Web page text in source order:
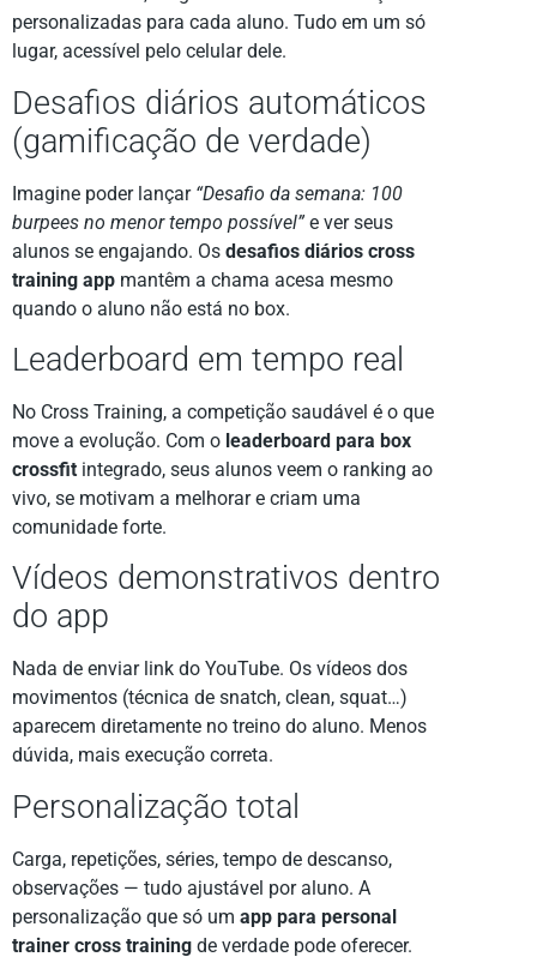
personalizadas para cada aluno. Tudo em um só
lugar, acessível pelo celular dele.
Desafios diários automáticos
(gamificação de verdade)
Imagine poder lançar “Desafio da semana: 100
burpees no menor tempo possível”e ver seus
alunos se engajando. Os desafios diários cross
training app mantêm a chama acesa mesmo
quando o aluno não está no box.
Leaderboard em tempo real
No Cross Training, a competição saudável é o que
move a evolução. Com o leaderboard para box
crossfit integrado, seus alunos veem o ranking ao
vivo, se motivam a melhorar e criam uma
comunidade forte.
Vídeos demonstrativos dentro
do app
Nada de enviar link do YouTube. Os vídeos dos
movimentos (técnica de snatch, clean, squat…)
aparecem diretamente no treino do aluno. Menos
dúvida, mais execução correta.
Personalização total
Carga, repetições, séries, tempo de descanso,
observações — tudo ajustável por aluno. A
personalização que só um app para personal
trainer cross training de verdade pode oferecer.